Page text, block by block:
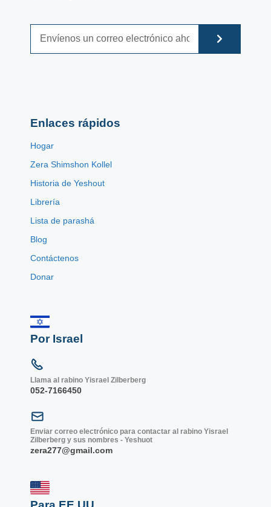
Enlaces rápidos
Hogar
Zera Shimshon Kollel
Historia de Yeshout
Librería
Lista de parashá
Blog
Contáctenos
Donar
Por Israel
Llama al rabino Yisrael Zilberberg
052-7166450
Enviar correo electrónico para contactar al rabino Yisrael
Zilberberg y sus nombres - Yeshuot
zera277@gmail.com